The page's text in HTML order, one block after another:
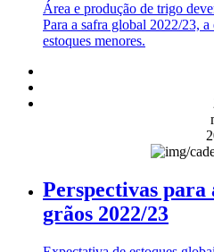
Área e produção de trigo
Para a safra global 2022/23,
estoques menores.
Perspectivas
grãos 2022/23